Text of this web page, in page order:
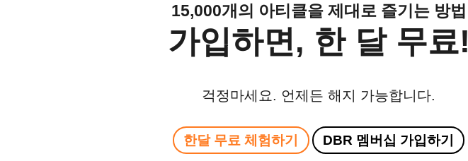
15,000개의 아티클을 제대로 즐기는 방법
가입하면, 한 달 무료!
걱정마세요. 언제든 해지 가능합니다.
한달 무료 체험하기 DBR 멤버십 가입하기